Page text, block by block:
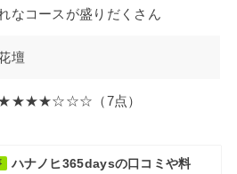
なコースが盛りだくさん
壇
（7点）
ハナノヒ365daysの口コミや料